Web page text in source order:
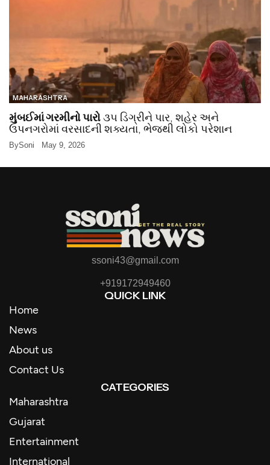
MAHARASHTRA
મુંબઈમાં ગરમીનો પારો૩૫ ડિગ્રીને પાર, શહેર અને
ઉપનગરોમાં વરસાદની શક્યતા, ભેજથી લોકો પરેશાન
BySoni May 9, 2026
ssoni43@gmail.com
+919172949460
QUICK LINK
Home
News
About us
Contact Us
CATEGORIES
Maharashtra
Gujarat
Entertainment
International